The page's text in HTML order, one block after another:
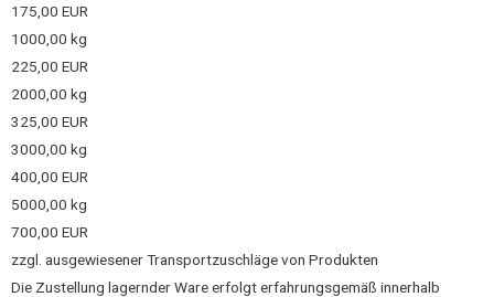
175,00 EUR
1000,00 kg
225,00 EUR
2000,00 kg
325,00 EUR
3000,00 kg
400,00 EUR
5000,00 kg
700,00 EUR
zzgl. ausgewiesener Transportzuschläge von Produkten
Die Zustellung lagernder Ware erfolgt erfahrungsgemäß innerhalb